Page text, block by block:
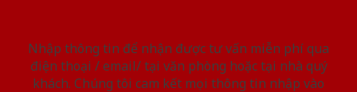
Nhập thông tin để nhận được tư vấn miễn phí qua
điện thoại / email/ tại văn phòng hoặc tại nhà quý
khách. Chúng tôi cam kết mọi thông tin nhập vào